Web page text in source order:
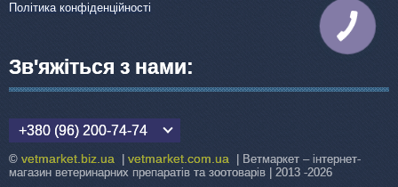
Політика конфіденційності
Зв'яжіться з нами:
+380 (96) 200-74-74
© vetmarket.biz.ua vetmarket.com.ua | Ветмаркет – інтернет-
магазин ветеринарних препаратів та зоотоварів | 2013 -2026
КНОПКА
ЗВ'ЯЗКУ